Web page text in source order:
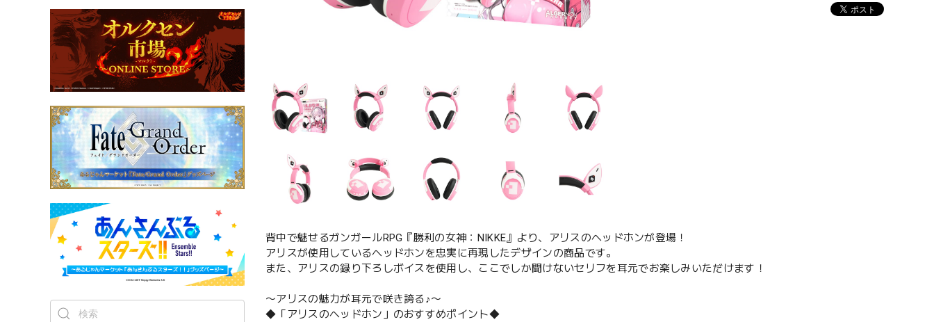
背中で魅せるガンガールRPG『勝利の女神：NIKKE』より、アリスのヘッドホンが登場！
アリスが使用しているヘッドホンを忠実に再現したデザインの商品です。
また、アリスの録り下ろしボイスを使用し、ここでしか聞けないセリフを耳元でお楽しみいただけます！
〜アリスの魅力が耳元で咲き誇る♪〜
◆「アリスのヘッドホン」のおすすめポイント◆